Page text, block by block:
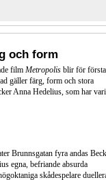
och form
film Metropolis blir för första
gäller färg, form och stora
Anna Hedelius, som har
Brunnsgatan fyra andas
egna, befriande absurda
skådespelare